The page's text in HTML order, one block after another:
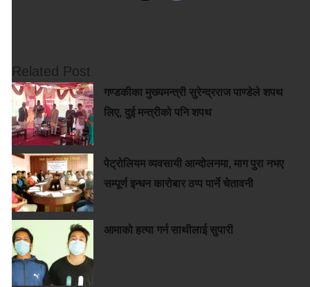
Related Post
गण्डकीका मुख्यमन्त्री सुरेन्द्रराज पाण्डेले शपथ
लिए, दुई मन्त्रीको पनि शपथ
पेट्रोलियम व्यवसायी आन्दोलनमा, माग पुरा नभए
सम्पूर्ण इन्धन कारोबार ठप्प पार्ने चेतावनी
आमाको हत्या गर्न साथीलाई सुपारी